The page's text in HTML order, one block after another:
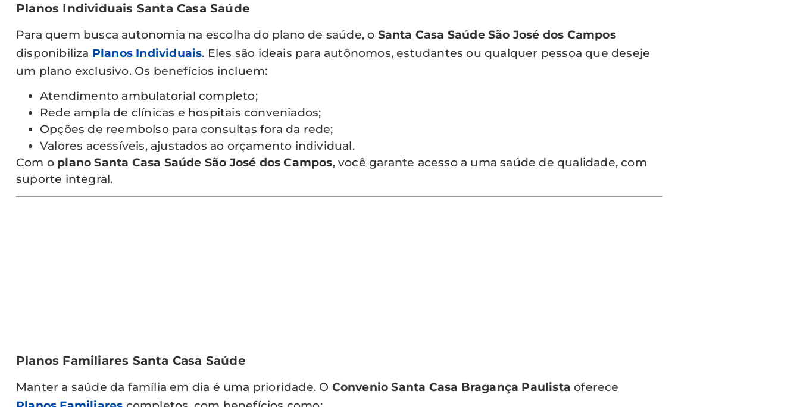
Planos Individuais Santa Casa Saúde
Para quem busca autonomia na escolha do plano de saúde, o Santa Casa Saúde São José dos Campos
disponibiliza Planos Individuais. Eles são ideais para autônomos, estudantes ou qualquer pessoa que deseje
um plano exclusivo. Os benefícios incluem:
Atendimento ambulatorial completo;
Rede ampla de clínicas e hospitais conveniados;
Opções de reembolso para consultas fora da rede;
Valores acessíveis, ajustados ao orçamento individual.
Com o plano Santa Casa Saúde São José dos Campos, você garante acesso a uma saúde de qualidade, com
suporte integral.
Planos Familiares Santa Casa Saúde
Manter a saúde da família em dia é uma prioridade. O Convenio Santa Casa Bragança Paulista oferece